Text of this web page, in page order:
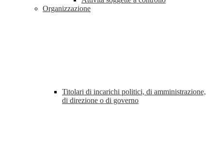
Organizzazione
Titolari di incarichi politici, di amministrazione,
di direzione o di governo